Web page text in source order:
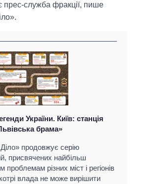
прес-служба фракції, пише
України. Київ: станція
брама»
продовжує серію
присвячених найбільш
проблемам різних міст і регіонів
влада не може вирішити